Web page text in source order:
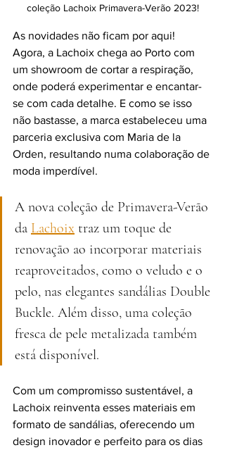
coleção Lachoix Primavera-Verão 2023!
As novidades não ficam por aqui!
Agora, a Lachoix chega ao Porto com
um showroom de cortar a respiração,
onde poderá experimentar e encantar-
se com cada detalhe. E como se isso
não bastasse, a marca estabeleceu uma
parceria exclusiva com Maria de la
Orden, resultando numa colaboração de
moda imperdível.
A nova coleção de Primavera-Verão
da Lachoix traz um toque de
renovação ao incorporar materiais
reaproveitados, como o veludo e o
pelo, nas elegantes sandálias Double
Buckle. Além disso, uma coleção
fresca de pele metalizada também
está disponível.
Com um compromisso sustentável, a
Lachoix reinventa esses materiais em
formato de sandálias, oferecendo um
design inovador e perfeito para os dias